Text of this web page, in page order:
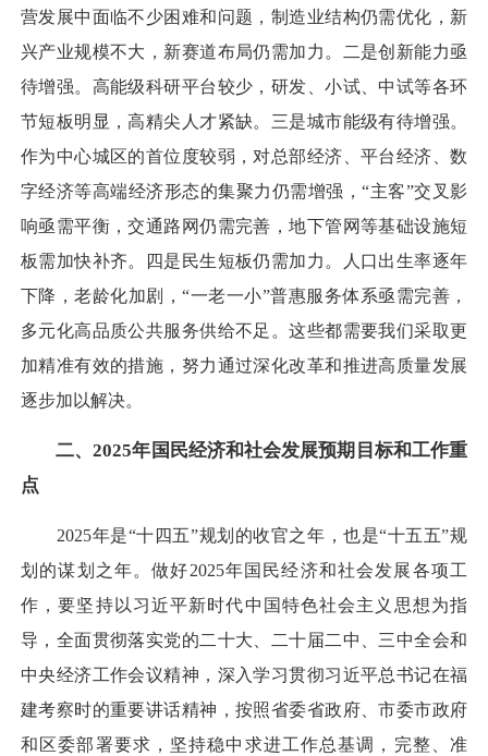
营发展中面临不少困难和问题，制造业结构仍需优化，新
兴产业规模不大，新赛道布局仍需加力。二是创新能力亟
待增强。高能级科研平台较少，研发、小试、中试等各环
节短板明显，高精尖人才紧缺。三是城市能级有待增强。
作为中心城区的首位度较弱，对总部经济、平台经济、数
字经济等高端经济形态的集聚力仍需增强，“主客”交叉影
响亟需平衡，交通路网仍需完善，地下管网等基础设施短
板需加快补齐。四是民生短板仍需加力。人口出生率逐年
下降，老龄化加剧，“一老一小”普惠服务体系亟需完善，
多元化高品质公共服务供给不足。这些都需要我们采取更
加精准有效的措施，努力通过深化改革和推进高质量发展
逐步加以解决。
二、2025年国民经济和社会发展预期目标和工作重
点
2025年是“十四五”规划的收官之年，也是“十五五”规
划的谋划之年。做好2025年国民经济和社会发展各项工
作，要坚持以习近平新时代中国特色社会主义思想为指
导，全面贯彻落实党的二十大、二十届二中、三中全会和
中央经济工作会议精神，深入学习贯彻习近平总书记在福
建考察时的重要讲话精神，按照省委省政府、市委市政府
和区委部署要求，坚持稳中求进工作总基调，完整、准